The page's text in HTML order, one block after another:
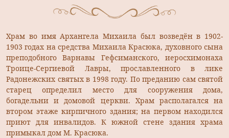
Храм во имя Архангела Михаила был возведён в 1902-
1903 годах на средства Михаила Красюка, духовного сына
преподобного Варнавы Гефсиманского, иеросхимонаха
Троице-Сергиевой Лавры, прославленного в лике
Радонежских святых в 1998 году. По преданию сам святой
старец определил место для сооружения дома,
богадельни и домовой церкви. Храм располагался на
втором этаже кирпичного здания; на первом находился
приют для инвалидов. К южной стене здания храма
примыкал дом М. Красюка.